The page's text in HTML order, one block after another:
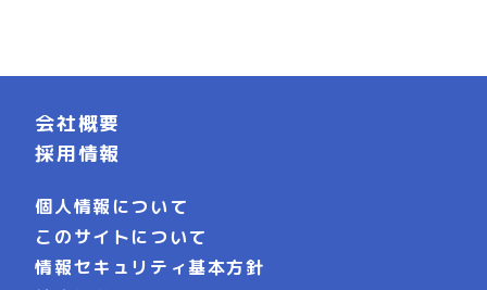
会社概要
採用情報
個人情報について
このサイトについて
情報セキュリティ基本方針